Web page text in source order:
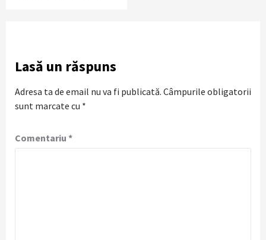
Lasă un răspuns
Adresa ta de email nu va fi publicată. Câmpurile obligatorii
sunt marcate cu *
Comentariu *